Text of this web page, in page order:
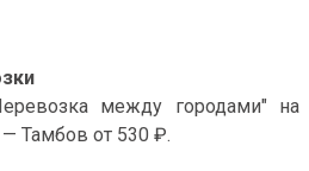
между городами" на
Тамбов от 530 ₽.